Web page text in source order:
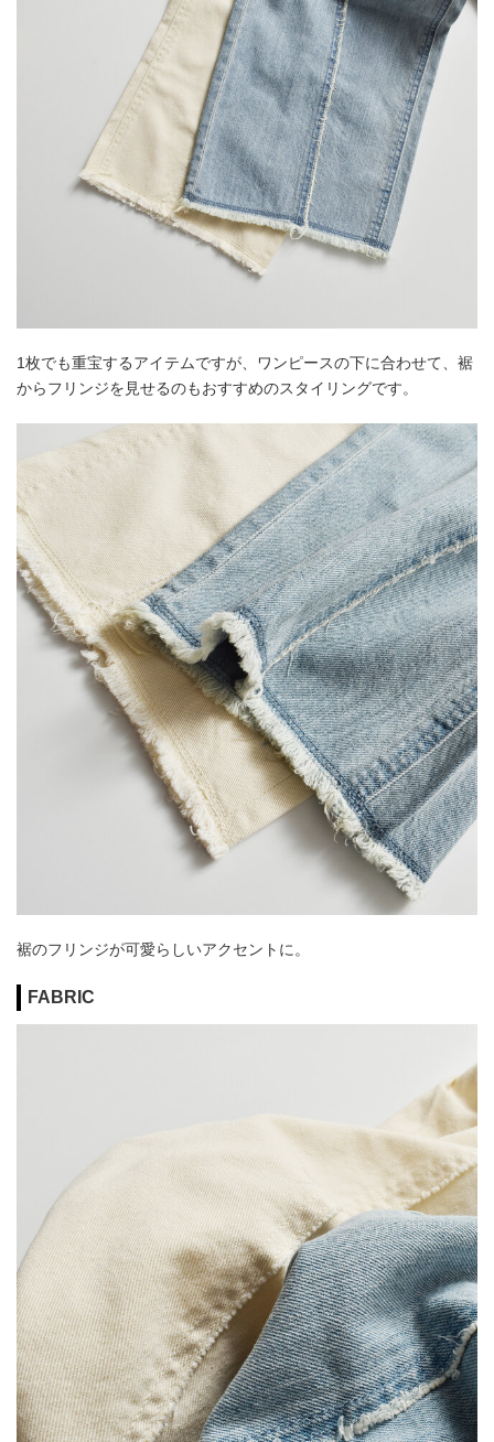
1枚でも重宝するアイテムですが、ワンピースの下に合わせて、裾
からフリンジを見せるのもおすすめのスタイリングです。
裾のフリンジが可愛らしいアクセントに。
FABRIC